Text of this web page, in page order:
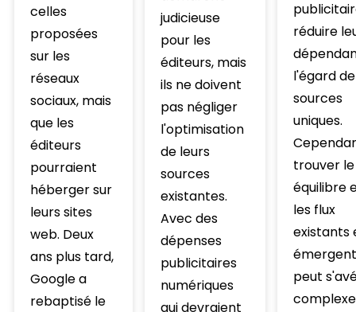
celles
proposées
sur les
réseaux
sociaux, mais
que les
éditeurs
pourraient
héberger sur
leurs sites
web. Deux
ans plus tard,
Google a
rebaptisé le
judicieuse
pour les
éditeurs, mais
ils ne doivent
pas négliger
l'optimisation
de leurs
sources
existantes.
Avec des
dépenses
publicitaires
numériques
qui devraient
réduire
l'égard de
sources
uniques.
trouver
équilibre
les flux
existants
peut